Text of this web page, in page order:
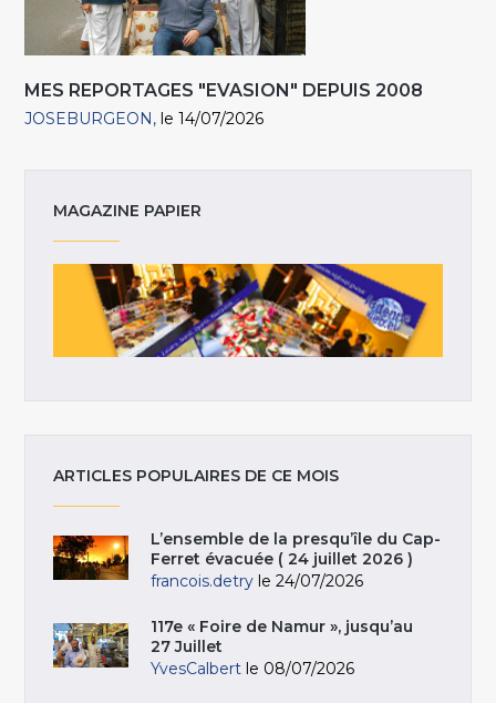
MES REPORTAGES "EVASION" DEPUIS 2008
JOSEBURGEON le 14/07/2026
MAGAZINE PAPIER
ARTICLES POPULAIRES DE CE MOIS
L’ensemble de la presqu’île du Cap-
Ferret évacuée ( 24 juillet 2026 )
francois.detry le 24/07/2026
117e « Foire de Namur », jusqu’au
27 Juillet
YvesCalbert le 08/07/2026